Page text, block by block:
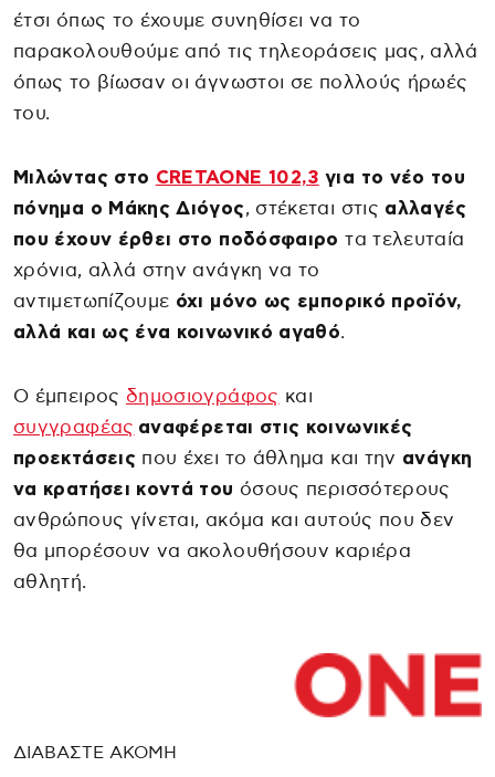
έτσι όπως το έχουμε συνηθίσει να το
παρακολουθούμε από τις τηλεοράσεις μας, αλλά
όπως το βίωσαν οι άγνωστοι σε πολλούς ήρωές
του.
Μιλώντας στο CRETAONE 102,3 για το νέο του
πόνημα ο Μάκης Διόγος, στέκεται στις αλλαγές
που έχουν έρθει στο ποδόσφαιρο τα τελευταία
χρόνια, αλλά στην ανάγκη να το
αντιμετωπίζουμε όχι μόνο ως εμπορικό προϊόν,
αλλά και ως ένα κοινωνικό αγαθό.
Ο έμπειρος δημοσιογράφος και
συγγραφέας αναφέρεται στις κοινωνικές
προεκτάσειςπου έχει το άθλημα και την ανάγκη
να κρατήσει κοντά του όσους περισσότερους
ανθρώπους γίνεται, ακόμα και αυτούς που δεν
θα μπορέσουν να ακολουθήσουν καριέρα
αθλητή.
ΔΙΑΒΑΣΤΕ ΑΚΟΜΗ